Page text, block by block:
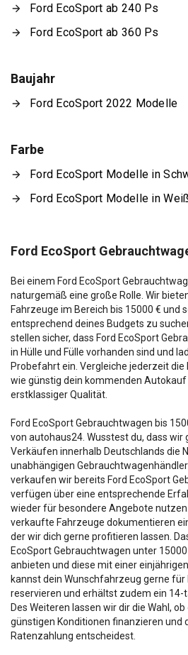
Ford EcoSport ab 240 Ps
Ford EcoSport ab 360 Ps
Baujahr
Ford EcoSport 2022 Modelle
Farbe
Ford EcoSport Modelle in
Ford EcoSport Modelle in Weiß
Ford EcoSport
Bei einem Ford EcoSport
naturgemäß eine große Rolle. Wir
Fahrzeuge im Bereich bis 15000 € und
entsprechend deines Budgets zu
stellen sicher, dass Ford EcoSport
in Hülle und Fülle vorhanden sind und
Probefahrt ein. Vergleiche jederzeit die
wie günstig dein kommenden Autokauf
erstklassiger Qualität.
Ford EcoSport Gebrauchtwagen bis
von autohaus24. Wusstest du, dass wir
Verkäufen innerhalb Deutschlands die
unabhängigen
verkaufen wir bereits Ford EcoSport
verfügen über eine entsprechende
wieder für besondere Angebote
verkaufte Fahrzeuge dokumentieren
der wir dich gerne profitieren lassen.
EcoSport Gebrauchtwagen unter
anbieten und diese mit einer
kannst dein Wunschfahrzeug gerne für
reservieren und erhältst zudem ein 14-
Des Weiteren lassen wir dir die Wahl,
günstigen Konditionen finanzieren und
Ratenzahlung entscheidest.